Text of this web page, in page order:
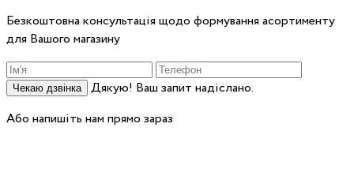
Безкоштовна консультація щодо формування асортименту
для Вашого магазину
Чекаю дзвінка
Дякую! Ваш запит надіслано.
Або напишіть нам прямо зараз